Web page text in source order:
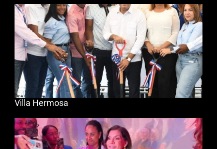
Villa Hermosa